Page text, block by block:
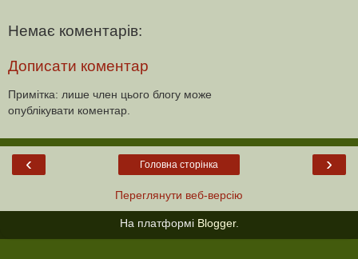
Немає коментарів:
Дописати коментар
Примітка: лише член цього блогу може
опублікувати коментар.
‹ ›
Головна сторінка
Переглянути веб-версію
На платформі Blogger.